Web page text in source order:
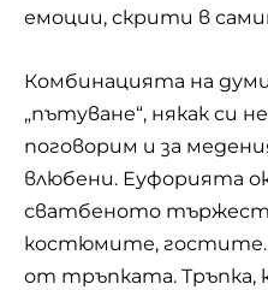
емоции, скрити в
Комбинацията на
„пътуване“, някак си
поговорим и за
влюбени. Еуфорията
сватбеното
костюмите,
от тръпката. Тръпка,